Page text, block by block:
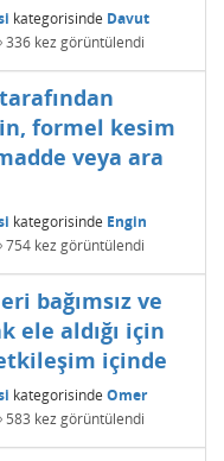
kategorisinde Davut
336kez görüntülendi
formel kesim
veya ara
kategorisinde Engin
754kez görüntülendi
bağımsız ve
ele aldığı için
içinde
kategorisinde Omer
583 kez görüntülendi